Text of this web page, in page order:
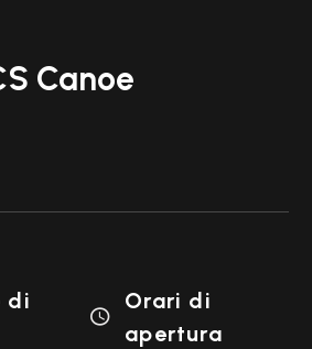
Canoe
di

Orari di
apertura